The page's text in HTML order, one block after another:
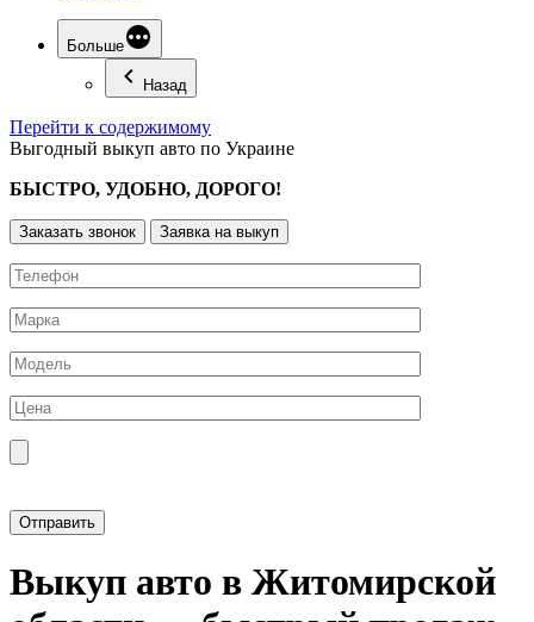
Больше
Назад
Перейти к содержимому
Выгодный выкуп авто по Украине
БЫСТРО, УДОБНО, ДОРОГО!
Заказать звонок Заявка на выкуп
Выкуп авто в Житомирской